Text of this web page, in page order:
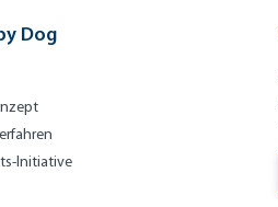
Dog
Initiative